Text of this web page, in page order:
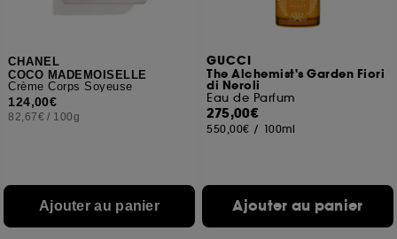
CHANEL
COCO MADEMOISELLE
Crème Corps Soyeuse
124,00€
82,67€ / 100g
Ajouter au panier
GUCCI
The Alchemist's Garden Fiori
di Neroli
Eau de Parfum
275,00€
550,00€ / 100ml
Ajouter au panier